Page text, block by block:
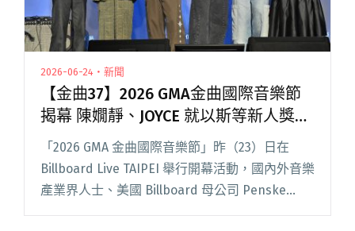
2026-06-24・新聞
【金曲37】2026 GMA金曲國際音樂節
揭幕 陳嫺靜、JOYCE 就以斯等新人獎入
圍者登台演出
「2026 GMA 金曲國際音樂節」昨（23）日在
Billboard Live TAIPEI 舉行開幕活動，國內外音樂
產業界人士、美國 Billboard 母公司 Penske
Media Corporation（PMC）代表 Gurje閱讀全文